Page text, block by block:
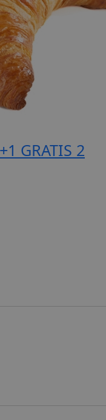
GRATIS 2